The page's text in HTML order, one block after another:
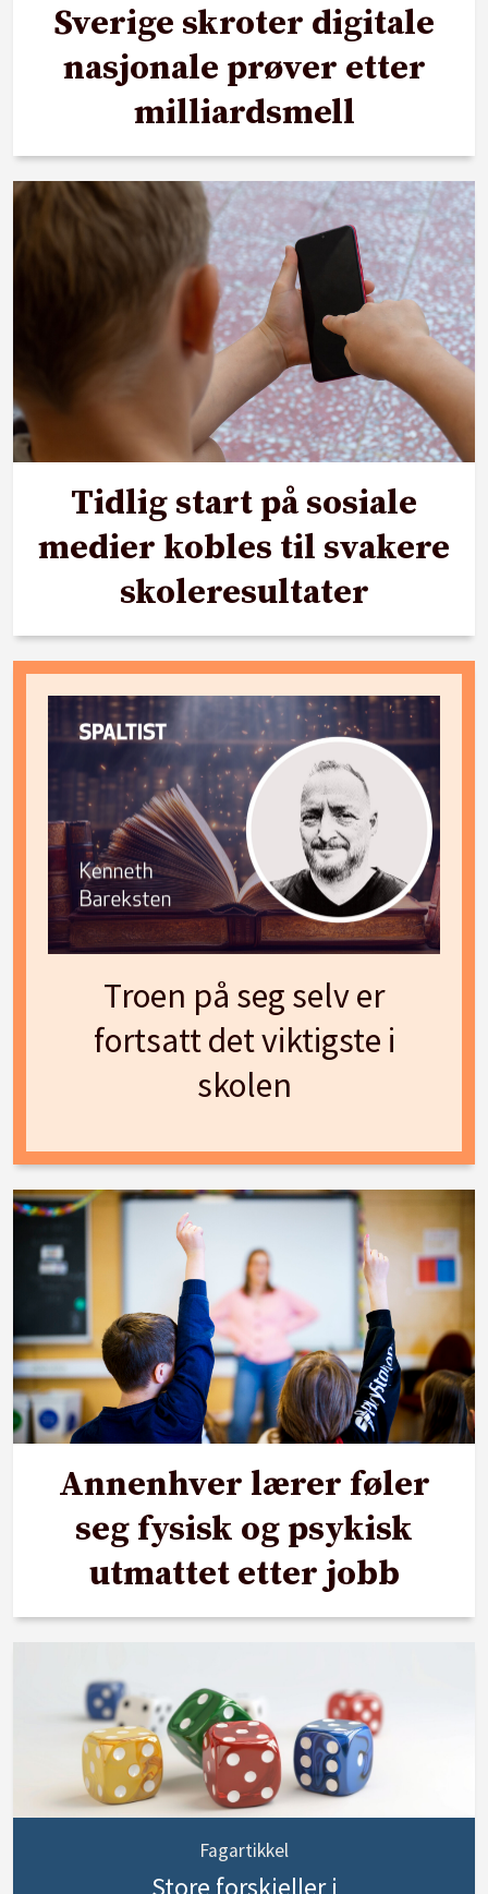
Sverige skroter digitale
nasjonale prøver etter
milliardsmell
Tidlig start på sosiale
medier kobles til svakere
skoleresultater
Troen på seg selv er
fortsatt det viktigste i
skolen
Annenhver lærer føler
seg fysisk og psykisk
utmattet etter jobb
Fagartikkel
Store forskjeller i